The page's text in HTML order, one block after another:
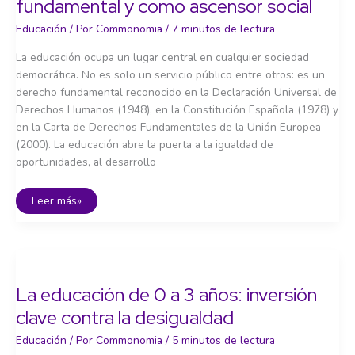
fundamental y como ascensor social
Educación / Por Commonomia / 7 minutos de lectura
La educación ocupa un lugar central en cualquier sociedad
democrática. No es solo un servicio público entre otros: es un
derecho fundamental reconocido en la Declaración Universal de
Derechos Humanos (1948), en la Constitución Española (1978) y
en la Carta de Derechos Fundamentales de la Unión Europea
(2000). La educación abre la puerta a la igualdad de
oportunidades, al desarrollo
La
Leer más»
La educación de 0 a 3 años: inversión
clave contra la desigualdad
Educación / Por Commonomia / 5 minutos de lectura